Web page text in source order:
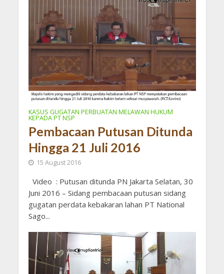
KASUS GUGATAN PERBUATAN MELAWAN HUKUM
KEPADA PT NSP
Pembacaan Putusan Ditunda
Hingga 21 Juli 2016
15 August 2016
Video : Putusan ditunda PN Jakarta Selatan, 30
Juni 2016 – Sidang pembacaan putusan sidang
gugatan perdata kebakaran lahan PT National
Sago...